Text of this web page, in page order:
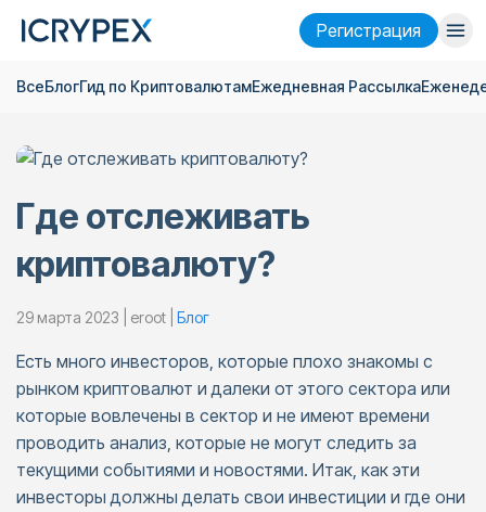
Pегистрация
Войти Pегистрация
Помощь
Тема
ВсеБлогГид по КриптовалютамЕжедневная Pассылка
Где отслеживать
криптовалюту?
29 марта 2023 | eroot | Блог
Есть много инвесторов, которые плохо знакомы с
рынком криптовалют и далеки от этого сектора или
которые вовлечены в сектор и не имеют времени
проводить анализ, которые не могут следить за
текущими событиями и новостями. Итак, как эти
инвесторы должны делать свои инвестиции и где они